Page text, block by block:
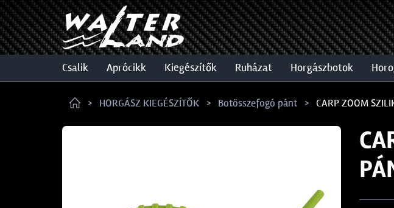
csalik aprócikk kiegészítők ruházat horgászbotok
HORGÁSZ KIEGÉSZÍTŐK Botösszefogó pánt CARP ZOOM